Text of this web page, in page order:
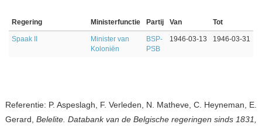
Regering Ministerfunctie Partij Van Tot
Spaak II
Minister van
Koloniën
BSP-
PSB
1946-03-13 1946-03-31
Referentie: P. Aspeslagh, F. Verleden, N. Matheve, C. Heyneman, E.
Gerard, Belelite. Databank van de Belgische regeringen sinds 1831,